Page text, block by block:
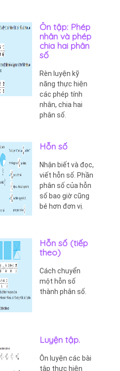
Ôn tập: Phép
nhân và phép
chia hai phân
số
Rèn luyện kỹ
năng thực hiện
các phép tính
nhân, chia hai
phân số.
Hỗn số
Nhận biết và đọc,
viết hỗn số. Phần
phân số của hỗn
số bao giờ cũng
bé hơn đơn vị.
Hỗn số (tiếp
theo)
Cách chuyển
một hỗn số
thành phân số.
Luyện tập.
Ôn luyện các bài
tập thực hiện